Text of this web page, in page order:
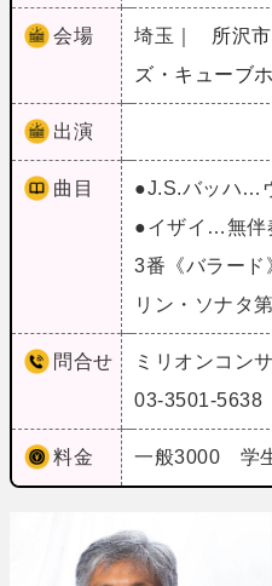
会場 埼玉｜
所沢
ズ・キューブ
出演
曲目
●J.S.バッハ…
●イザイ…無伴
3番《バラー
リン・ソナタ
問合せ
ミリオンコン
03-3501-5638
料金 一般3000 学